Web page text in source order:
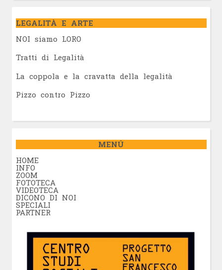
LEGALITÀ E ARTE
NOI siamo LORO
Tratti di Legalità
La coppola e la cravatta della legalità
Pizzo contro Pizzo
MENÚ
HOME
INFO
ZOOM
FOTOTECA
VIDEOTECA
DICONO DI NOI
SPECIALI
PARTNER